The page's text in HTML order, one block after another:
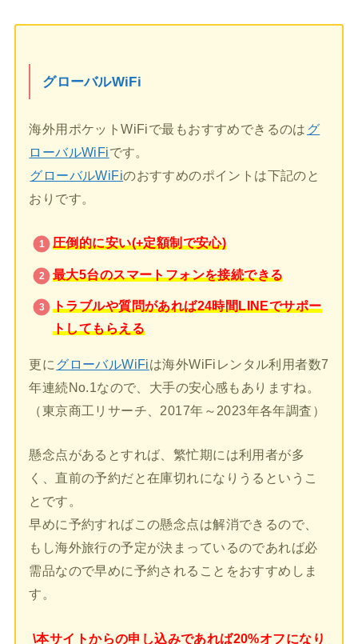
グローバルWiFi
海外用ポケットWiFiで最もおすすめできるのは グ
ローバルWiFiです。
グローバルWiFiのおすすめのポイントは下記のと
おりです。
圧倒的に安い(+定額制で安心)
最大5台のスマートフォンを接続できる
トラブルや質問があれば24時間LINEでサポー
トしてもらえる
更に グローバルWiFiは海外WiFiレンタル利用者数7
年連続No.1なので、大手の安心感もありますね。
（東京商工リサーチ、2017年～2023年各年調査）
懸念点があるとすれば、繁忙期には利用者が多
く、直前の予約だと在庫切れになりうるというこ
とです。
早めに予約すればこの懸念点は解消できるので、
もし海外旅行の予定が決まっているのであれば必
需品なので早めに予約されることをおすすめしま
す。
\本サイトからの申し込みであれば20%オフになり